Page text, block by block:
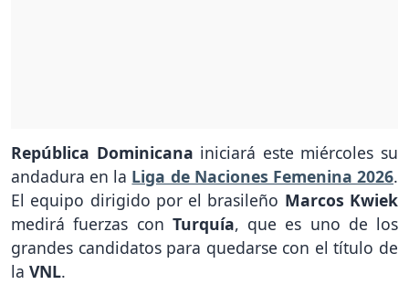
República Dominicana iniciará este miércoles su
andadura en la Liga de Naciones Femenina 2026.
El equipo dirigido por el brasileño Marcos Kwiek
medirá fuerzas con Turquía, que es uno de los
grandes candidatos para quedarse con el título de
la VNL.